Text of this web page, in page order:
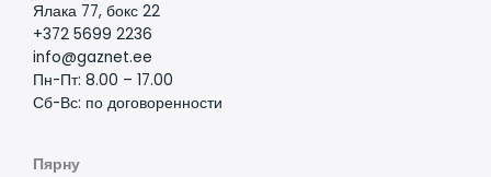
Ялака 77, бокс 22
+372 5699 2236
info@gaznet.ee
Пн-Пт: 8.00 – 17.00
Сб-Вс: по договоренности
Пярну